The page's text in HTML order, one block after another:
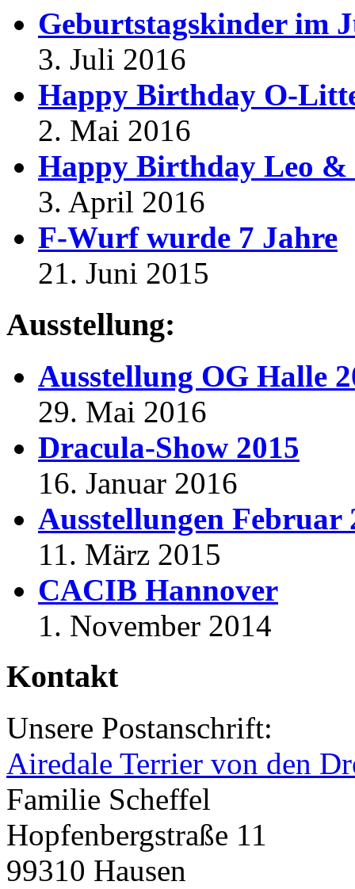
Geburtstagskinder im
3. Juli 2016
Happy Birthday O-
2. Mai 2016
Happy Birthday Leo &
3. April 2016
F-Wurf wurde 7 Jahre
21. Juni 2015
Ausstellung:
Ausstellung OG Halle
29. Mai 2016
Dracula-Show 2015
16. Januar 2016
Ausstellungen Februar
11. März 2015
CACIB Hannover
1. November 2014
Kontakt
Unsere Postanschrift:
Airedale Terrier von den
Familie Scheffel
Hopfenbergstraße 11
99310 Hausen